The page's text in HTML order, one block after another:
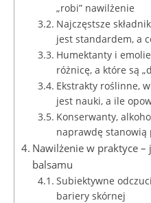
„robi” nawilżenie
Najczęstsze
jest standardem, a
Humektanty i
różnicę, a które są
Ekstrakty roślinne,
jest nauki, a ile
Konserwanty,
naprawdę stanowią
Nawilżenie w praktyce –
balsamu
Subiektywne
bariery skórnej